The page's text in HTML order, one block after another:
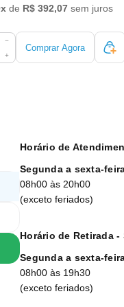
de R$ 392,07sem juros
−
+
Comprar Agora
Horário de
Segunda a sexta-
08h00 às 20h00
(exceto feriados)
Horário de Retirada -
Segunda a sexta-
08h00 às 19h30
(exceto feriados)